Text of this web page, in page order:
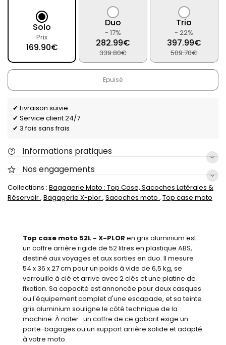
Solo
Prix
169.90€
Duo
- 17%
282.99€
339.80€
Trio
- 22%
397.99€
509.70€
Épuisé
✔ Livraison suivie
✔ Service client 24/7
✔ 3 fois sans frais
Informations pratiques
Nos engagements
Collections : Bagagerie Moto : Top Case, Sacoches Latérales &
Réservoir, Bagagerie X-plor, Sacoches moto , Top case moto
Top case moto 52L - X-PLOR en gris aluminium est
un coffre arrière rigide de 52 litres en plastique ABS,
destiné aux voyages et aux sorties en duo. Il mesure
54 x 36 x 27 cm pour un poids à vide de 6,5 kg, se
verrouille à clé et arrive avec 2 clés et une platine de
fixation. Sa capacité est annoncée pour deux casques
ou l'équipement complet d'une escapade, et sa teinte
gris aluminium souligne le côté technique de la
machine. À noter : un coffre de ce gabarit exige un
porte-bagages ou un support arrière solide et adapté
à votre moto.